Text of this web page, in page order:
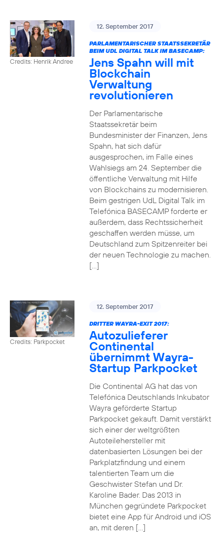
Credits: Henrik Andree
12. September 2017
PARLAMENTARISCHER STAATSSEKRETÄR
BEIM UDL DIGITAL TALK IM BASECAMP:
Jens Spahn will mit
Blockchain
Verwaltung
revolutionieren
Der Parlamentarische
Staatssekretär beim
Bundesminister der Finanzen, Jens
Spahn, hat sich dafür
ausgesprochen, im Falle eines
Wahlsiegs am 24. September die
öffentliche Verwaltung mit Hilfe
von Blockchains zu modernisieren.
Beim gestrigen UdL Digital Talk im
Telefónica BASECAMP forderte er
außerdem, dass Rechtssicherheit
geschaffen werden müsse, um
Deutschland zum Spitzenreiter bei
der neuen Technologie zu machen.
[…]
Credits: Parkpocket
12. September 2017
DRITTER WAYRA-EXIT 2017:
Autozulieferer
Continental
übernimmt Wayra-
Startup Parkpocket
Die Continental AG hat das von
Telefónica Deutschlands Inkubator
Wayra geförderte Startup
Parkpocket gekauft. Damit verstärkt
sich einer der weltgrößten
Autoteilehersteller mit
datenbasierten Lösungen bei der
Parkplatzfindung und einem
talentierten Team um die
Geschwister Stefan und Dr.
Karoline Bader. Das 2013 in
München gegründete Parkpocket
bietet eine App für Android und iOS
an, mit deren […]